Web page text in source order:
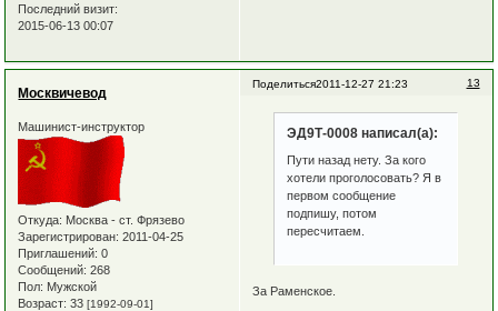
Последний визит:
2015-06-13 00:07
Поделиться 13
2011-12-27 21:23
Москвичевод
Машинист-инструктор
Откуда: Москва - ст. Фрязево
Зарегистрирован: 2011-04-25
Приглашений: 0
Сообщений: 268
Пол: Мужской
Возраст: 33[1992-09-01]
ЭД9Т-0008 написал(а):
Пути назад нету. За кого
хотели проголосовать? Я в
первом сообщение
подпишу, потом
пересчитаем.
За Раменское.